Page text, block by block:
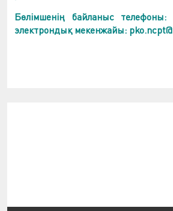
Бөлімшенің байланыс телефоны:
электрондық мекенжайы: